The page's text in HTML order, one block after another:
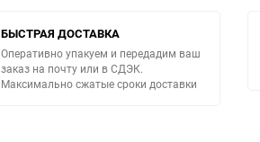
БЫСТРАЯ ДОСТАВКА
Оперативно упакуем и передадим ваш
заказ на почту или в СДЭК.
Максимально сжатые сроки доставки